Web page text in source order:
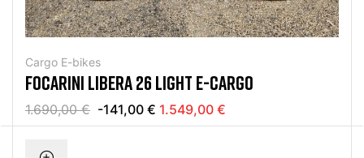
Cargo E-bikes
FOCARINI LIBERA 26 LIGHT E-CARGO
1.690,00 € -141,00 € 1.549,00 €